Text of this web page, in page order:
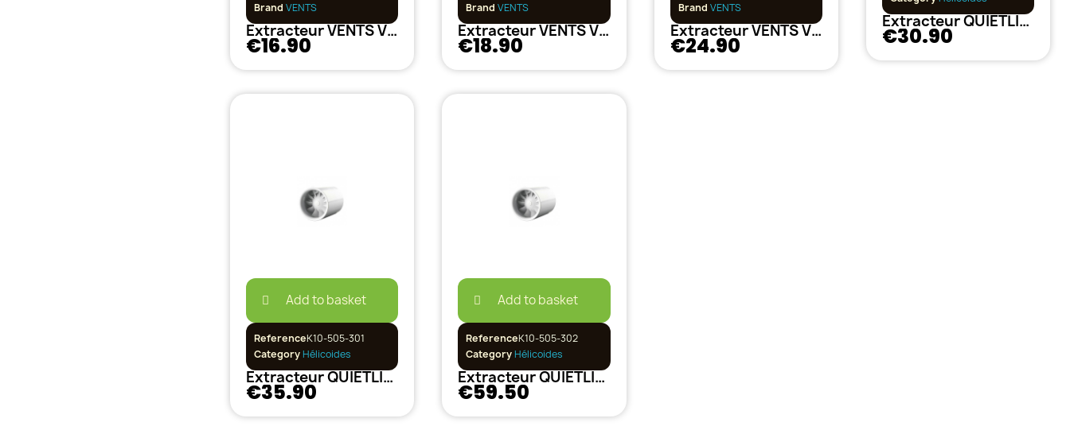
Brand VENTS
Extracteur VENTS VKO105m3 100mm
€16.90
Brand VENTS
Extracteur VENTS VKO185m3 125mm
€18.90
Brand VENTS
Extracteur VENTS VKO 298m3 150mm
€24.90
Extracteur QUIETLINE 100 m3/h 100mm
€30.90
Add to basket
ReferenceK10-505-301
CategoryHélicoides
Extracteur QUIETLINE 197 m3/h 125mm
€35.90
Add to basket
ReferenceK10-505-302
CategoryHélicoides
Extracteur QUIETLINE 335 m3/h 150mm
€59.50